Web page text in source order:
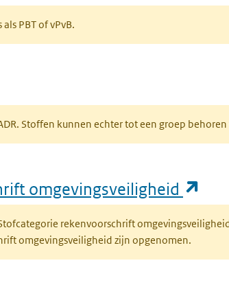
PBT of vPvB.
Stoffen kunnen echter tot een groep
omgevingsveiligheid
rekenvoorschrift
omgevingsveiligheid zijn opgenomen.